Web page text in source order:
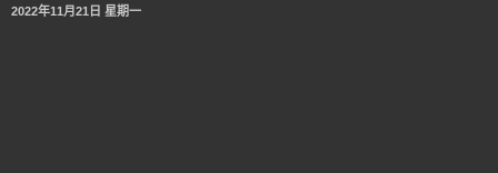
2022年11月21日 星期一